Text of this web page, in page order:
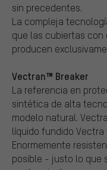
sin precedentes.
La compleja
que las cubiertas con
producen
Vectran™ Breaker
La referencia en
sintética de alta
modelo natural.
líquido fundido
Enormemente
posible - justo lo que